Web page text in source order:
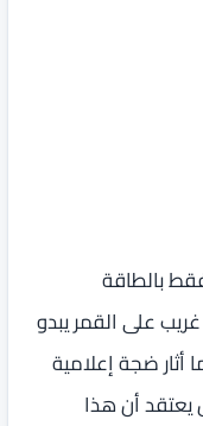
بالطاقة
على القمر يبدو
ضجة إعلامية
يعتقد أن هذا